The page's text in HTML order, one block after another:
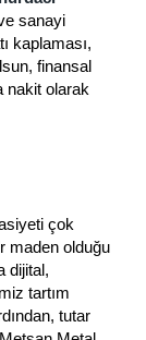
sanayi
kaplaması,
finansal
nakit olarak
çok
maden olduğu
dijital,
tartım
tutar